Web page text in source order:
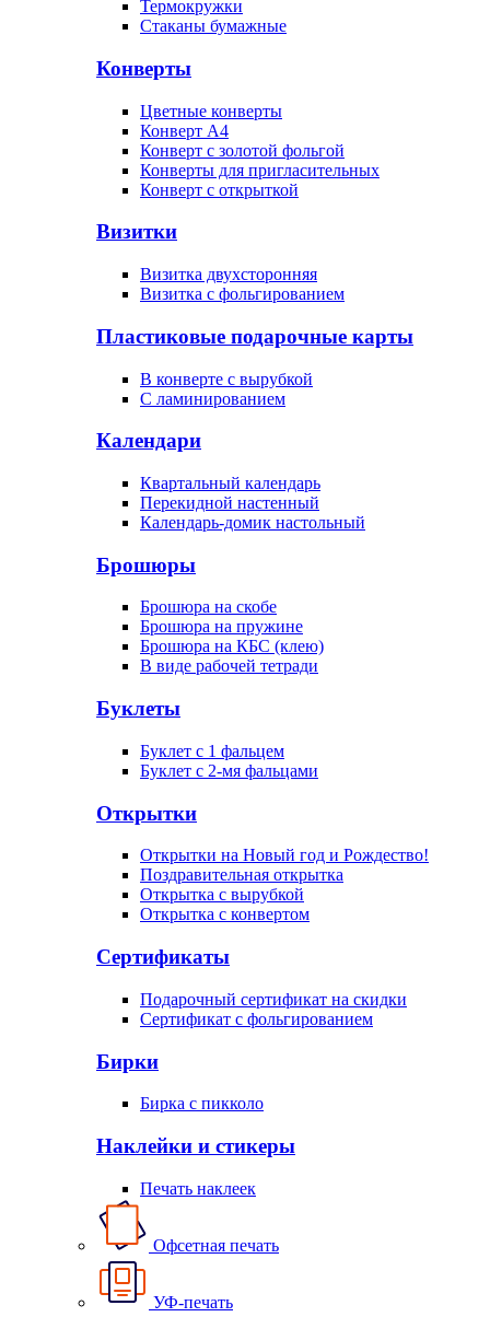
Термокружки
Стаканы бумажные
Конверты
Цветные конверты
Конверт А4
Конверт с золотой фольгой
Конверты для пригласительных
Конверт с открыткой
Визитки
Визитка двухсторонняя
Визитка с фольгированием
Пластиковые подарочные карты
В конверте с вырубкой
С ламинированием
Календари
Квартальный календарь
Перекидной настенный
Календарь-домик настольный
Брошюры
Брошюра на скобе
Брошюра на пружине
Брошюра на КБС (клею)
В виде рабочей тетради
Буклеты
Буклет с 1 фальцем
Буклет с 2-мя фальцами
Открытки
Открытки на Новый год и Рождество!
Поздравительная открытка
Открытка с вырубкой
Открытка с конвертом
Сертификаты
Подарочный сертификат на скидки
Сертификат с фольгированием
Бирки
Бирка с пикколо
Наклейки и стикеры
Печать наклеек
Офсетная печать
УФ-печать